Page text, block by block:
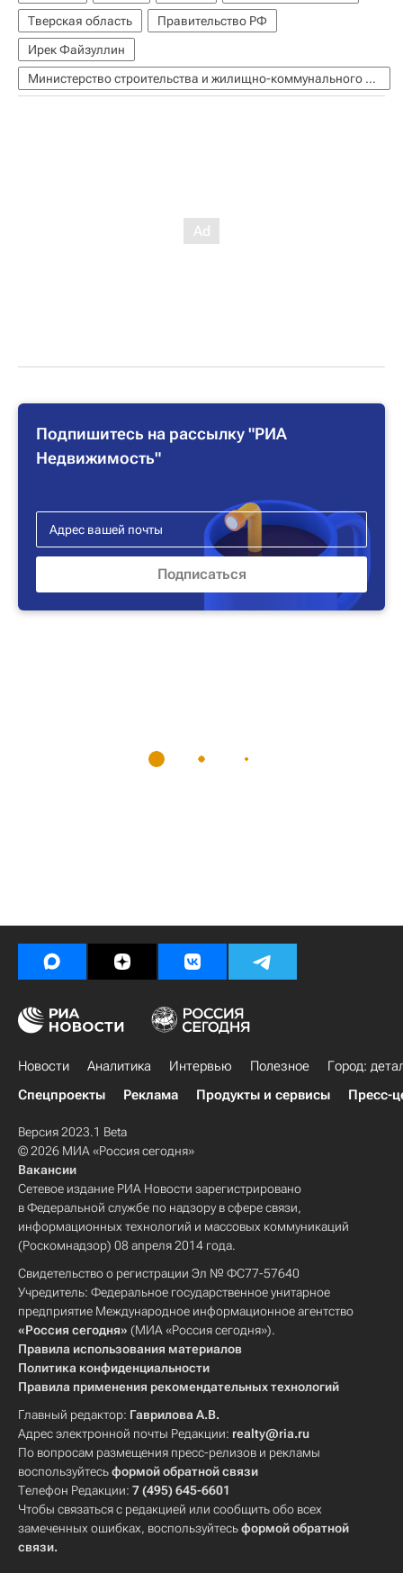
Тверская область
Правительство РФ
Ирек Файзуллин
Министерство строительства и жилищно-коммунального хозяйства РФ (Минстрой России)
Подпишитесь на рассылку "РИА
Недвижимость"
Новости Аналитика Интервью Полезное
Город:
Спецпроекты
Реклама Продукты и сервисы Пресс-
Версия 2023.1 Beta
© 2026 МИА «Россия сегодня»
Вакансии
Сетевое издание РИА Новости зарегистрировано
в Федеральной службе по надзору в сфере связи,
информационных технологий и массовых коммуникаций
(Роскомнадзор) 08 апреля 2014 года.
Свидетельство о регистрации Эл № ФС77-57640
Учредитель: Федеральное государственное унитарное
предприятие Международное информационное агентство
«Россия сегодня» (МИА «Россия сегодня»).
Правила использования материалов
Политика конфиденциальности
Правила применения рекомендательных технологий
Главный редактор: Гаврилова А.В.
Адрес электронной почты Редакции: realty@ria.ru
По вопросам размещения пресс-релизов и рекламы
воспользуйтесьформой обратной связи
Телефон Редакции: 7 (495) 645-6601
Чтобы связаться с редакцией или сообщить обо всех
замеченных ошибках, воспользуйтесьформой обратной
связи.